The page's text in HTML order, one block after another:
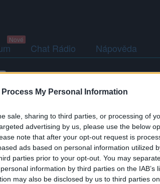
Process My Personal Information
sale, sharing to third parties, or processing of
advertising by us, please use the below
note that after your opt-out request is
ads based on personal information utilized
parties prior to your opt-out. You may
information by third parties on the IAB’s
may also be disclosed by us to third parties
Chat Rádio Nápověda
Kamarádka: usmevaveslunicko
Říká o mně: